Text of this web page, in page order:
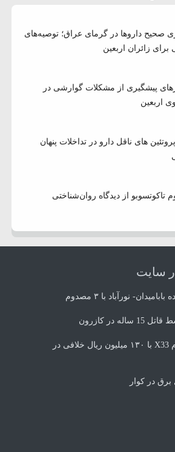
صحیح داروها در گرمای عراق؛ توصیه‌های
برای زائران اربعین
پیشگیری از مشکلات گوارشی در
اربعین
های ناقل دارو در تداخلات پنهان
تاکوتسوبو از دیدگاه روان‌شناختی
سایت
توقیف خودروی ام‌وی‌ام X33 با ۱۳۰ میلیون ریال خلافی در
در کوار